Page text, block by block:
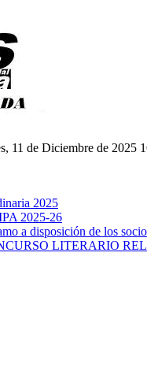
11 de Diciembre de 2025
2025
2025-26
a disposición de los
LITERARIO